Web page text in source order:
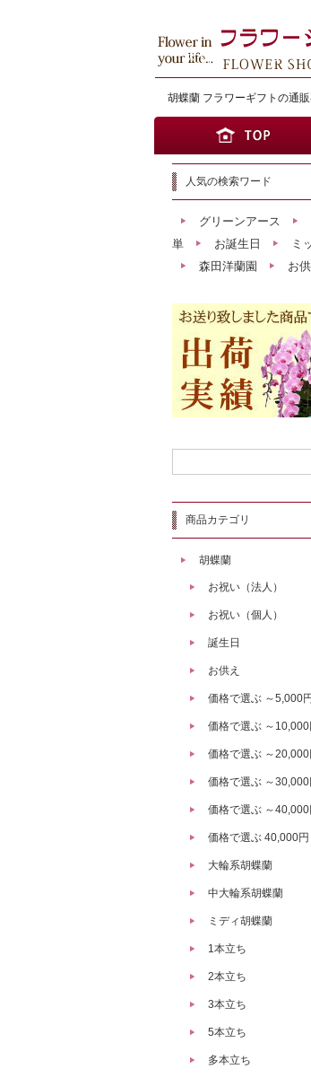
胡蝶蘭 フラワーギフトの通
大切な方へワンラ
人気の検索ワード
グリーンアース
単
お誕生日
ミ
森田洋蘭園
お供
商品カテゴリ
胡蝶蘭
お祝い（法人）
お祝い（個人）
誕生日
お供え
価格で選ぶ ～5,000円
価格で選ぶ ～10,000
価格で選ぶ ～20,000
価格で選ぶ ～30,000
価格で選ぶ ～40,000
価格で選ぶ 40,000円
大輪系胡蝶蘭
中大輪系胡蝶蘭
ミディ胡蝶蘭
1本立ち
2本立ち
3本立ち
5本立ち
多本立ち